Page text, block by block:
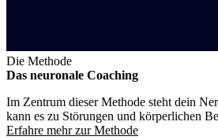
Die Methode
Das neuronale Coaching
Im Zentrum dieser Methode steht dein
kann es zu Störungen und körperlichen
Erfahre mehr zur Methode